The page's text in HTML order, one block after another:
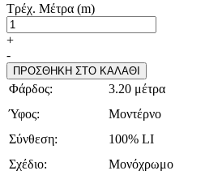
Τρέχ. Μέτρα (m)
+
-
ΠΡΟΣΘΗΚΗ ΣΤΟ ΚΑΛΑΘΙ
Φάρδος:
3.20 μέτρα
Ύφος:
Μοντέρνο
Σύνθεση:
100% LI
Σχέδιο:
Μονόχρωμο